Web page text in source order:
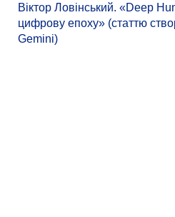
Віктор Ловінський. «Deep
цифрову епоху» (статтю
Gemini)